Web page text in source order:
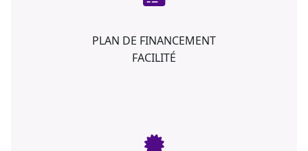
PLAN DE FINANCEMENT
FACILITÉ